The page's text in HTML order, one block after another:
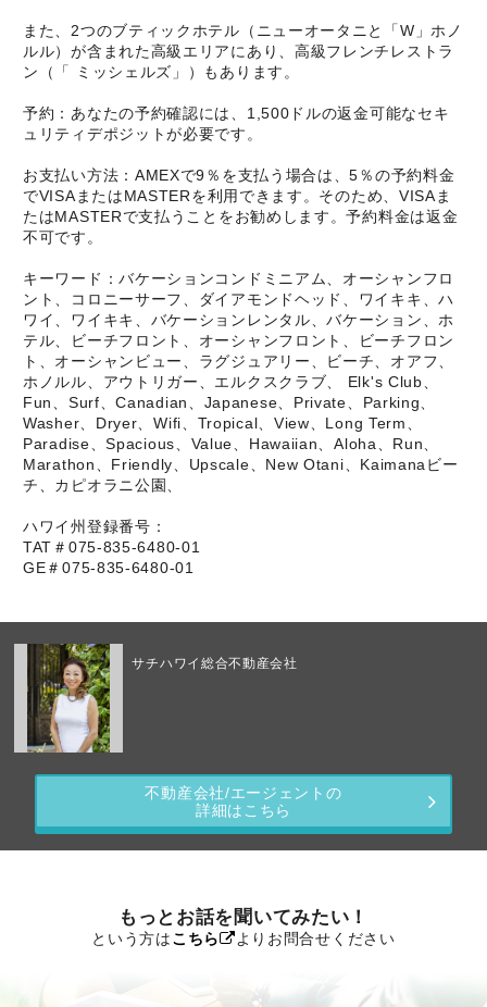
また、2つのブティックホテル（ニューオータニと「W」ホノ
ルル）が含まれた高級エリアにあり、高級フレンチレストラ
ン（「 ミッシェルズ」）もあります。
予約：あなたの予約確認には、1,500ドルの返金可能なセキ
ュリティデポジットが必要です。
お支払い方法：AMEXで9％を支払う場合は、5％の予約料金
でVISAまたはMASTERを利用できます。そのため、VISAま
たはMASTERで支払うことをお勧めします。予約料金は返金
不可です。
キーワード：バケーションコンドミニアム、オーシャンフロ
ント、コロニーサーフ、ダイアモンドヘッド、ワイキキ、ハ
ワイ、ワイキキ、バケーションレンタル、バケーション、ホ
テル、ビーチフロント、オーシャンフロント、ビーチフロン
ト、オーシャンビュー、ラグジュアリー、ビーチ、オアフ、
ホノルル、アウトリガー、エルクスクラブ、 Elk's Club、
Fun、Surf、Canadian、Japanese、Private、Parking、
Washer、Dryer、Wifi、Tropical、View、Long Term、
Paradise、Spacious、Value、Hawaiian、Aloha、Run、
Marathon、Friendly、Upscale、New Otani、Kaimanaビー
チ、カピオラニ公園、
ハワイ州登録番号：
TAT＃075-835-6480-01
GE＃075-835-6480-01
サチハワイ総合不動産会社
不動産会社/エージェントの
詳細はこちら
もっとお話を聞いてみたい！
という方はこちら よりお問合せください